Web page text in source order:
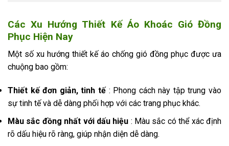
Các Xu Hướng Thiết Kế Áo Khoác Gió Đồng
Phục Hiện Nay
Một số xu hướng thiết kế áo chống gió đồng phục được ưa
chuộng bao gồm:
Thiết kế đơn giản, tinh tế: Phong cách này tập trung vào
sự tinh tế và dễ dàng phối hợp với các trang phục khác.
Màu sắc đồng nhất với dấu hiệu : Màu sắc có thể xác định
rõ dấu hiệu rõ ràng, giúp nhận diện dễ dàng.